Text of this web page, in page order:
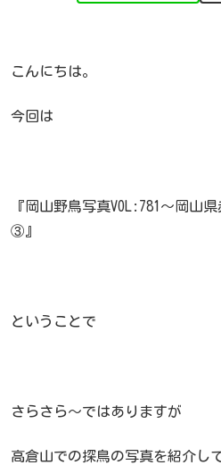
こんにちは。
今回は
『岡山野鳥写真VOL:781～岡山
③』
ということで
さらさら～ではありますが
高倉山での探鳥の写真を紹介し